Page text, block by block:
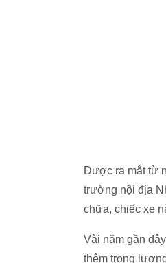
Được ra mắt từ
trường nội địa
chữa, chiếc xe
Vài năm gần
thêm trọng